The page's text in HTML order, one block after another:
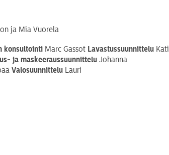
ja Mia Vuorela
konsultointiMarc Gassot LavastussuunnitteluKati
ja maskeeraussuunnitteluJohanna
ValosuunnitteluLauri